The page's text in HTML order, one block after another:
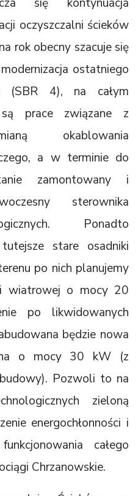
oczyszczalni ścieków
rok obecny szacuje się
ostatniego
(SBR 4), na całym
prace związane z
okablowania
a w terminie do
zamontowany i
sterownika
Ponadto
stare osadniki
po nich planujemy
wiatrowej o mocy 20
po likwidowanych
będzie nowa
o mocy 30 kW (z
Pozwoli to na
zieloną
energochłonności i
całego
Chrzanowskie.